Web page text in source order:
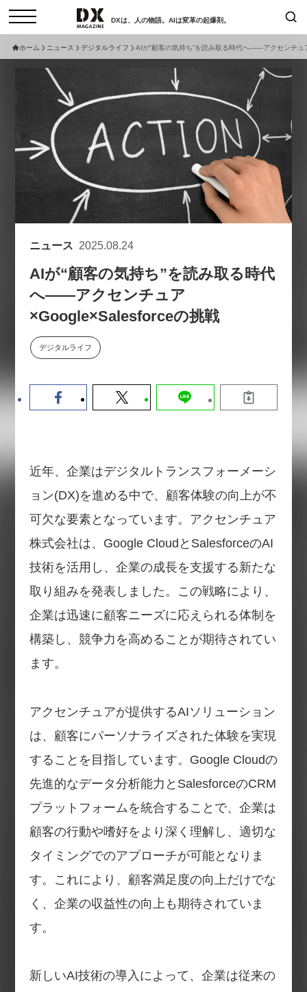
DXは、人の物語。AIは変革の起爆剤。
インタビュー
ニュース
サービスメニュー 日本オムニチャネル協会
トップページ
動画
サイトマップ
お問い合わせ
個人情報保護法について
採用情報
現在開催予定のセミナー
セミナー
【8/6開催】AIエージェント時
代、日本企業は何から始めるべき
流から学ぶ〜
セミナー
【8/12開催】「イノベーションを
数値化する」～投資される事業の
ホーム ニュース デジタルライフ AIが“顧客の気持ち”を読み取る時代へ——アクセンチ
ニュース 2025.08.24
AIが“顧客の気持ち”を読み取る時代
へ——アクセンチュア
×Google×Salesforceの挑戦
デジタルライフ
近年、企業はデジタルトランスフォーメーシ
ョン(DX)を進める中で、顧客体験の向上が不
可欠な要素となっています。アクセンチュア
株式会社は、Google CloudとSalesforceのAI
技術を活用し、企業の成長を支援する新たな
取り組みを発表しました。この戦略により、
企業は迅速に顧客ニーズに応えられる体制を
構築し、競争力を高めることが期待されてい
ます。
アクセンチュアが提供するAIソリューション
は、顧客にパーソナライズされた体験を実現
することを目指しています。Google Cloudの
先進的なデータ分析能力とSalesforceのCRM
プラットフォームを統合することで、企業は
顧客の行動や嗜好をより深く理解し、適切な
タイミングでのアプローチが可能となりま
す。これにより、顧客満足度の向上だけでな
く、企業の収益性の向上も期待されていま
す。
新しいAI技術の導入によって、企業は従来の